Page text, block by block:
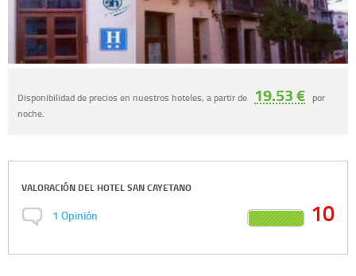
Disponibilidad de precios en nuestros hoteles, a partir de 19.53 € por
noche.
VALORACIÓN DEL HOTEL SAN CAYETANO
1 Opinión 10